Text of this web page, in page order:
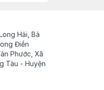
Hải, Bà
Điền
Phước, Xã
Tàu - Huyện